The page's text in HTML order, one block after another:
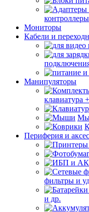
контроллеры
Мониторы
Кабели и
Манипуляторы
клавиатура
Периферия и
фильтры и
и др.